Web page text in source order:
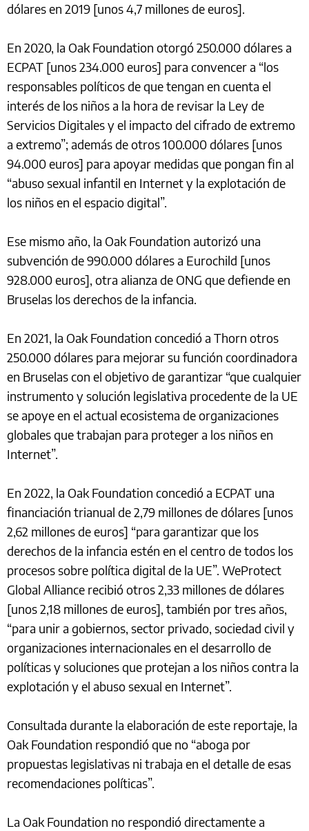
dólares en 2019 [unos 4,7 millones de euros].
En 2020, la Oak Foundation otorgó 250.000 dólares a
ECPAT [unos 234.000 euros] para convencer a “los
responsables políticos de que tengan en cuenta el
interés de los niños a la hora de revisar la Ley de
Servicios Digitales y el impacto del cifrado de extremo
a extremo”; además de otros 100.000 dólares [unos
94.000 euros] para apoyar medidas que pongan fin al
“abuso sexual infantil en Internet y la explotación de
los niños en el espacio digital”.
Ese mismo año, la Oak Foundation autorizó una
subvención de 990.000 dólares a Eurochild [unos
928.000 euros], otra alianza de ONG que defiende en
Bruselas los derechos de la infancia.
En 2021, la Oak Foundation concedió a Thorn otros
250.000 dólares para mejorar su función coordinadora
en Bruselas con el objetivo de garantizar “que cualquier
instrumento y solución legislativa procedente de la UE
se apoye en el actual ecosistema de organizaciones
globales que trabajan para proteger a los niños en
Internet”.
En 2022, la Oak Foundation concedió a ECPAT una
financiación trianual de 2,79 millones de dólares [unos
2,62 millones de euros] “para garantizar que los
derechos de la infancia estén en el centro de todos los
procesos sobre política digital de la UE”. WeProtect
Global Alliance recibió otros 2,33 millones de dólares
[unos 2,18 millones de euros], también por tres años,
“para unir a gobiernos, sector privado, sociedad civil y
organizaciones internacionales en el desarrollo de
políticas y soluciones que protejan a los niños contra la
explotación y el abuso sexual en Internet”.
Consultada durante la elaboración de este reportaje, la
Oak Foundation respondió que no “aboga por
propuestas legislativas ni trabaja en el detalle de esas
recomendaciones políticas”.
La Oak Foundation no respondió directamente a